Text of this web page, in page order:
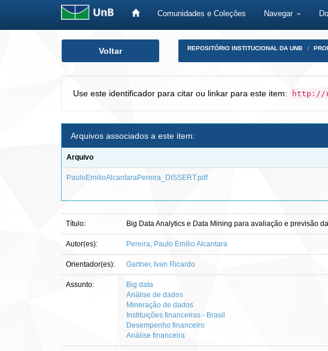
Comunidades e Coleções Navegar
Voltar REPOSITÓRIO INSTITUCIONAL DA UNB
Use este identificador para citar ou linkar para este item: http://
Arquivos associados a este item:
Arquivo
PauloEmilioAlcantaraPereira_DISSERT.pdf
Título: Big Data Analytics e Data Mining para avaliação e previsão
Autor(es): Pereira, Paulo Emílio Alcantara
Orientador(es): Gartner, Ivan Ricardo
Assunto:
Big data
Análise de dados
Mineração de dados
Instituições financeiras - Brasil
Desempenho financeiro
Análise financeira